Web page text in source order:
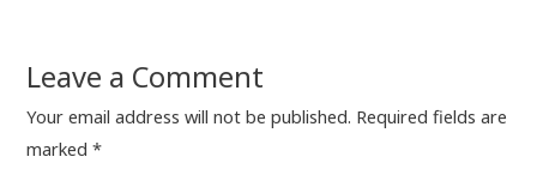
Leave a Comment
Your email address will not be published. Required fields are
marked*